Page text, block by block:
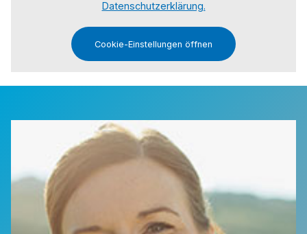
Datenschutzerklärung.
Cookie-Einstellungen öffnen